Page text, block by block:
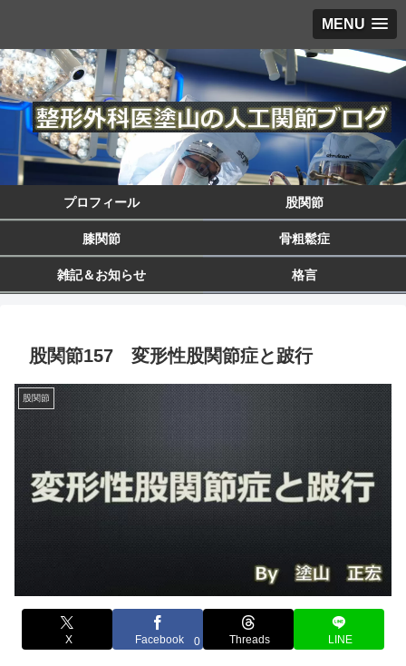
MENU
プロフィール 股関節
膝関節 骨粗鬆症
雑記＆お知らせ 格言
股関節157 変形性股関節症と跛行
股関節
X Facebook 0 Threads LINE